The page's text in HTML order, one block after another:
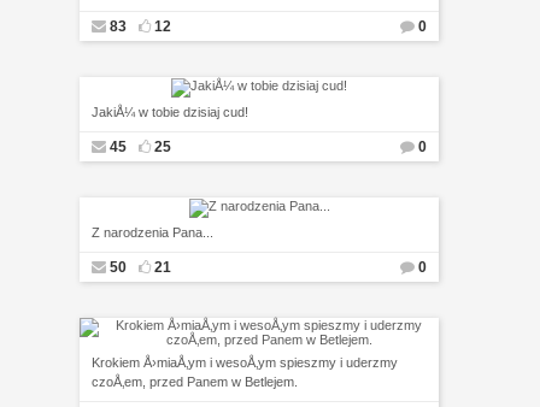
83 12 0
JakiÅ¼ w tobie dzisiaj cud!
45 25 0
Z narodzenia Pana...
50 21 0
Krokiem Å›miaÅ‚ym i wesoÅ‚ym spieszmy i uderzmy
czoÅ‚em, przed Panem w Betlejem.